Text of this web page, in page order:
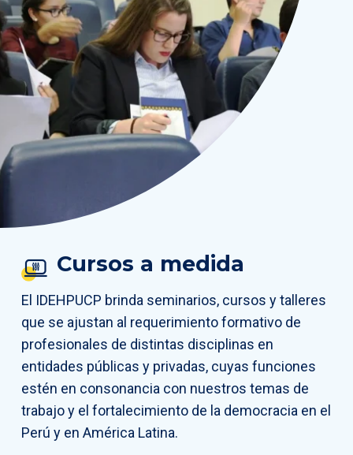
Cursos a medida
El IDEHPUCP brinda seminarios, cursos y talleres
que se ajustan al requerimiento formativo de
profesionales de distintas disciplinas en
entidades públicas y privadas, cuyas funciones
estén en consonancia con nuestros temas de
trabajo y el fortalecimiento de la democracia en el
Perú y en América Latina.